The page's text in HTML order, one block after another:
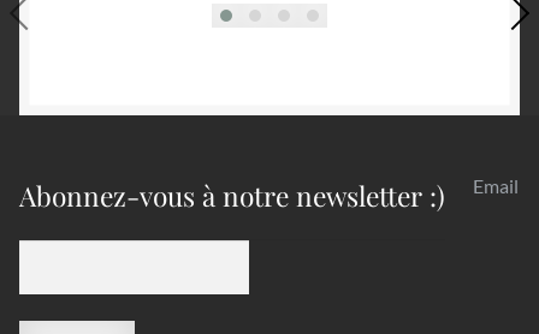
Abonnez-vous à notre newsletter :) Email